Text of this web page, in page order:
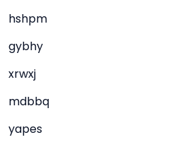
hshpm
gybhy
xrwxj
mdbbq
yapes